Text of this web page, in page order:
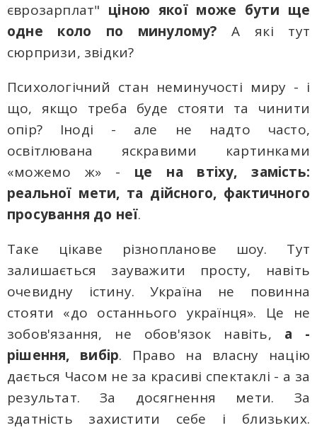
єврозарплат" ціною якої може бути ще
одне коло по минулому? A які тут
сюрпризи, звідки?
Психологічний стан неминучості миру - і
що, якщо треба буде стояти тa чинити
опір? Іноді - але не надто часто,
освітлювана яскравими картинками
«можемо ж» - це на втіху, замість:
pеальної мети, тa дійсного, фактичного
просування до неї.
Таке цікаве різнопланове шоу. Тут
залишається зауважити просту, навіть
очевидну істину. Україна не повинна
стояти «до останнього українця». Це не
зобов'язання, не обов'язок навіть, а -
рішення, вибір. Право на власну націю
дається Часом не за красиві спектаклі - а за
результат. Зa досягнення мети. Зa
здатність захистити себе і близьких.